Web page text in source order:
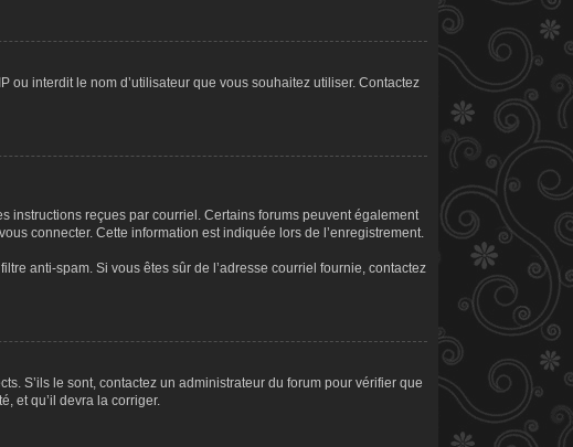
ou interdit le nom d’utilisateur que vous souhaitez utiliser. Contactez
instructions reçues par courriel. Certains forums peuvent également
connecter. Cette information est indiquée lors de l’enregistrement.
anti-spam. Si vous êtes sûr de l’adresse courriel fournie, contactez
S’ils le sont, contactez un administrateur du forum pour vérifier que
et qu’il devra la corriger.